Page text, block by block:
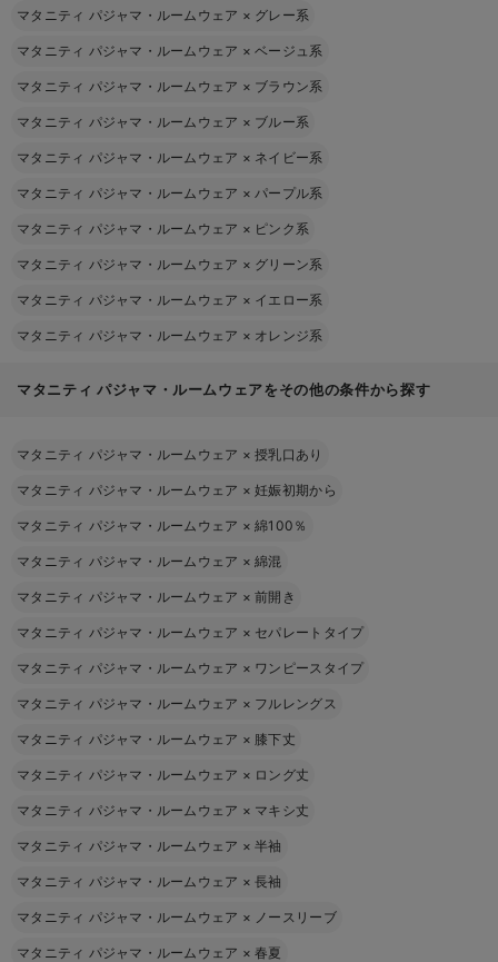
マタニティ パジャマ・ルームウェア × グレー系
マタニティ パジャマ・ルームウェア ×ベージュ系
マタニティ パジャマ・ルームウェア × ブラウン系
マタニティ パジャマ・ルームウェア × ブルー系
マタニティ パジャマ・ルームウェア × ネイビー系
マタニティ パジャマ・ルームウェア × パープル系
マタニティ パジャマ・ルームウェア × ピンク系
マタニティ パジャマ・ルームウェア × グリーン系
マタニティ パジャマ・ルームウェア × イエロー系
マタニティ パジャマ・ルームウェア × オレンジ系
マタニティ パジャマ・ルームウェアをその他の条件から探す
マタニティ パジャマ・ルームウェア ×授乳口あり
マタニティ パジャマ・ルームウェア ×妊娠初期から
マタニティ パジャマ・ルームウェア ×綿100％
マタニティ パジャマ・ルームウェア ×綿混
マタニティ パジャマ・ルームウェア ×前開き
マタニティ パジャマ・ルームウェア × セパレートタイプ
マタニティ パジャマ・ルームウェア × ワンピースタイプ
マタニティ パジャマ・ルームウェア × フルレングス
マタニティ パジャマ・ルームウェア × 膝下丈
マタニティ パジャマ・ルームウェア × ロング丈
マタニティ パジャマ・ルームウェア × マキシ丈
マタニティ パジャマ・ルームウェア ×半袖
マタニティ パジャマ・ルームウェア ×長袖
マタニティ パジャマ・ルームウェア × ノースリーブ
マタニティ パジャマ・ルームウェア ×春夏